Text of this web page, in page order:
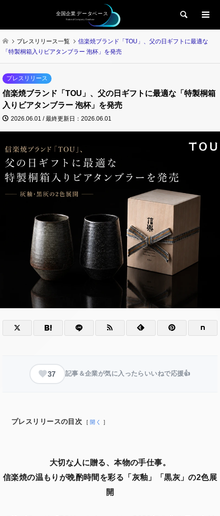
検索
プレスリリース一覧
信楽焼ブランド「TOU」、父の日ギフトに最適な
「特製桐箱入りビアタンブラー 泡杯」を発売
プレスリリース
信楽焼ブランド「TOU」、父の日ギフトに最適な「特製桐箱
入りビアタンブラー 泡杯」を発売
2026.06.01 / 最終更新日：2026.06.01
37 記事＆企業が気に入ったらいいねで応援👍
プレスリリースの目次 開く
大切な人に贈る、本物の手仕事。
信楽焼の温もりが晩酌時間を彩る「灰釉」「黒灰」の2色展
開